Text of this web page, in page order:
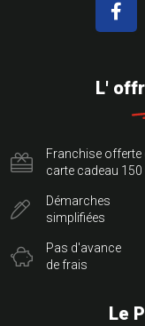
L'
Franchise offerte
carte cadeau 150
Démarches
simplifiées
Pas d'avance
de frais
Le